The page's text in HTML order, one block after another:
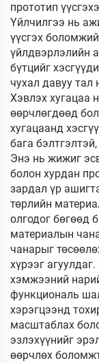
прототип
Үйлчилгээ нь
үүсгэх
үйлдвэрлэлийн
бүтцийг
чухал давуу
Хэвлэх хугацаа
өөрчлөгдөөд
хугацаанд
бага
Энэ нь жижиг
болон хурдан
зардал үр
төрлийн
олгодог бөгөөд
материалын
чанарыг
хүрээг
хэмжээний
функциональ
хэрэгцээнд
масштаблах
эзлэхүүнийг
өөрчлөх